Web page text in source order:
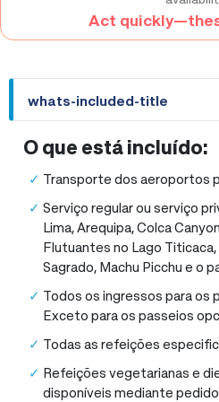
Act
whats-included-title
whats-included-title
O que está incluído:
Transporte dos aeroportos
Serviço regular ou serviço
Lima, Arequipa, Colca
Flutuantes no Lago Titicaca,
Sagrado, Machu Picchu e o
Todos os ingressos para os
Exceto para os passeios
Todas as refeições
Refeições vegetarianas e
disponíveis mediante pedido